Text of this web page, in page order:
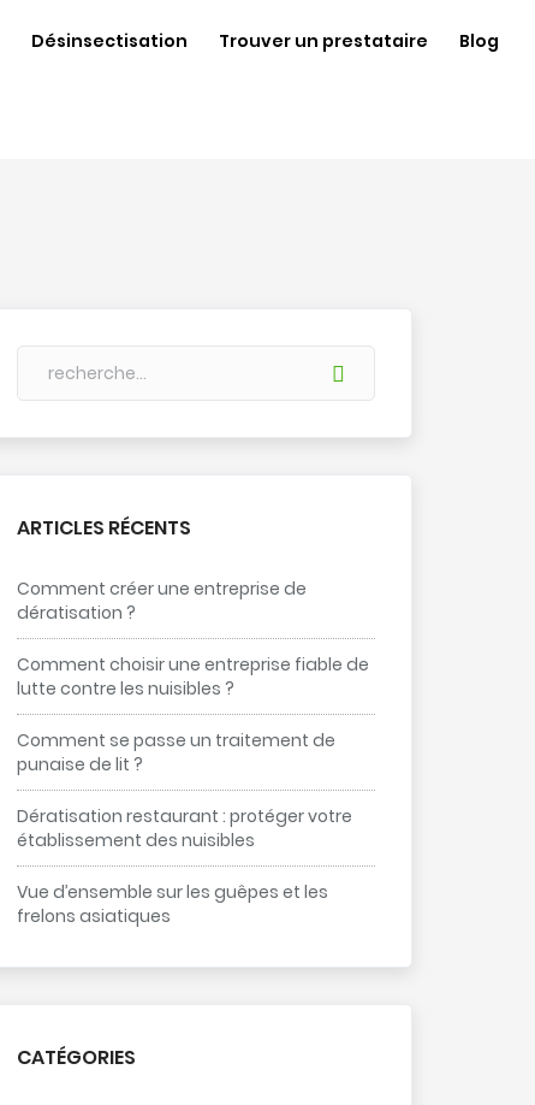
Désinsectisation Trouver un prestataire Blog
ARTICLES RÉCENTS
Comment créer une entreprise de
dératisation ?
Comment choisir une entreprise fiable de
lutte contre les nuisibles ?
Comment se passe un traitement de
punaise de lit ?
Dératisation restaurant : protéger votre
établissement des nuisibles
Vue d’ensemble sur les guêpes et les
frelons asiatiques
CATÉGORIES